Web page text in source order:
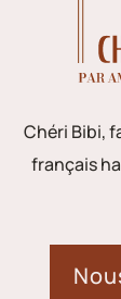
Chéri Bibi,
français